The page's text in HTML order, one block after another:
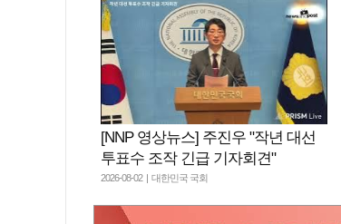
[NNP 영상뉴스] 주진우 "작년 대선
투표수 조작 긴급 기자회견"
2026-08-02 | 대한민국 국회